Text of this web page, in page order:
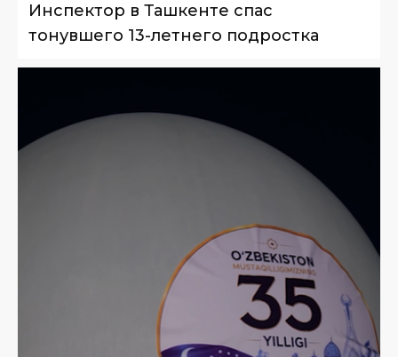
Инспектор в Ташкенте спас
тонувшего 13-летнего подростка